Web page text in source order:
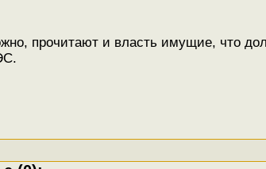
прочитают и власть имущие, что